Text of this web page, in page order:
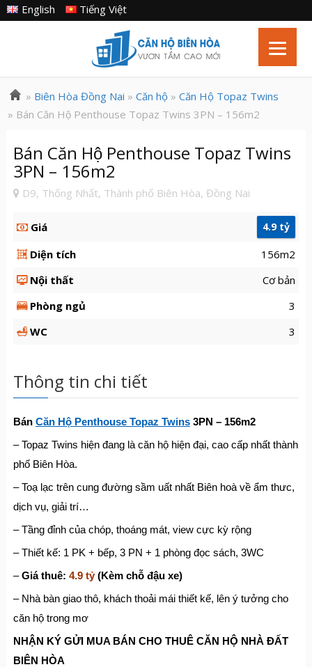
Tiếng Việt
English
» Biên Hòa Đồng Nai » Căn hộ» Căn Hộ Topaz Twins
» Bán Căn Hộ Penthouse Topaz Twins 3PN – 156m2
Bán Căn Hộ Penthouse Topaz Twins
3PN – 156m2
D9, Thống Nhất, Thành phố Biên Hòa, Đồng Nai
Giá 4.9 tỷ
Diện tích
156m2
Nội thất
Cơ bản
Phòng ngủ
3
WC
3
Thông tin chi tiết
Bán Căn Hộ Penthouse Topaz Twins3PN – 156m2
– Topaz Twins hiện đang là căn hộ hiện đại, cao cấp nhất thành
phố Biên Hòa.
– Toạ lạc trên cung đường sầm uất nhất Biên hoà về ẩm thưc,
dịch vụ, giải trí…
– Tầng đỉnh của chóp, thoáng mát, view cực kỳ rộng
– Thiết kế: 1 PK + bếp, 3 PN + 1 phòng đọc sách, 3WC
–Giá thuê: 4.9 tỷ(Kèm chỗ đậu xe)
– Nhà bàn giao thô, khách thoải mái thiết kế, lên ý tưởng cho
căn hộ trong mơ
NHẬN KÝ GỬI MUA BÁN CHO THUÊ CĂN HỘ NHÀ ĐẤT
BIÊN HÒA